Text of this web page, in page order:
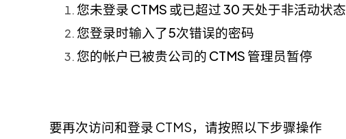
您未登录 CTMS 或已超过 30 天处于非活动状态
您登录时输入了5次错误的密码
您的帐户已被贵公司的 CTMS 管理员暂停
要再次访问和登录 CTMS，请按照以下步骤操作